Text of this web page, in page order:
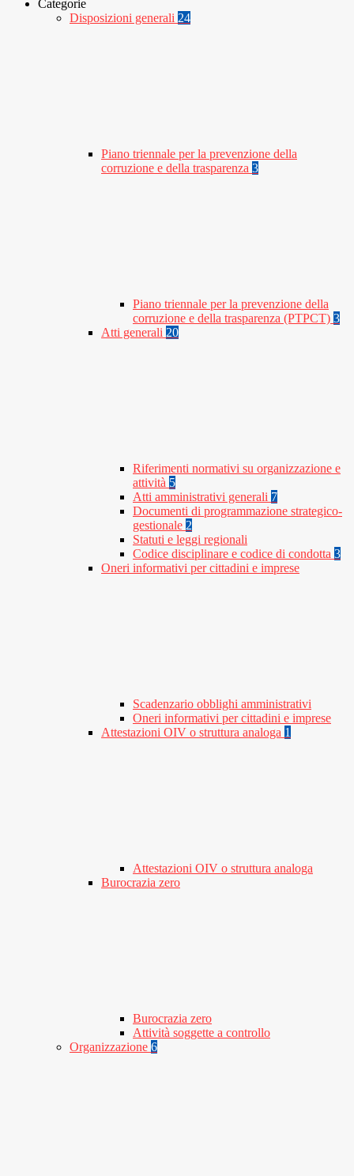
Categorie
Disposizioni generali 24
Piano triennale per la prevenzione della
corruzione e della trasparenza 3
Piano triennale per la prevenzione della
corruzione e della trasparenza (PTPCT) 3
Atti generali 20
Riferimenti normativi su organizzazione e
attività 5
Atti amministrativi generali 7
Documenti di programmazione strategico-
gestionale 2
Statuti e leggi regionali
Codice disciplinare e codice di condotta 3
Oneri informativi per cittadini e imprese
Scadenzario obblighi amministrativi
Oneri informativi per cittadini e imprese
Attestazioni OIV o struttura analoga 1
Attestazioni OIV o struttura analoga
Burocrazia zero
Burocrazia zero
Attività soggette a controllo
Organizzazione 6